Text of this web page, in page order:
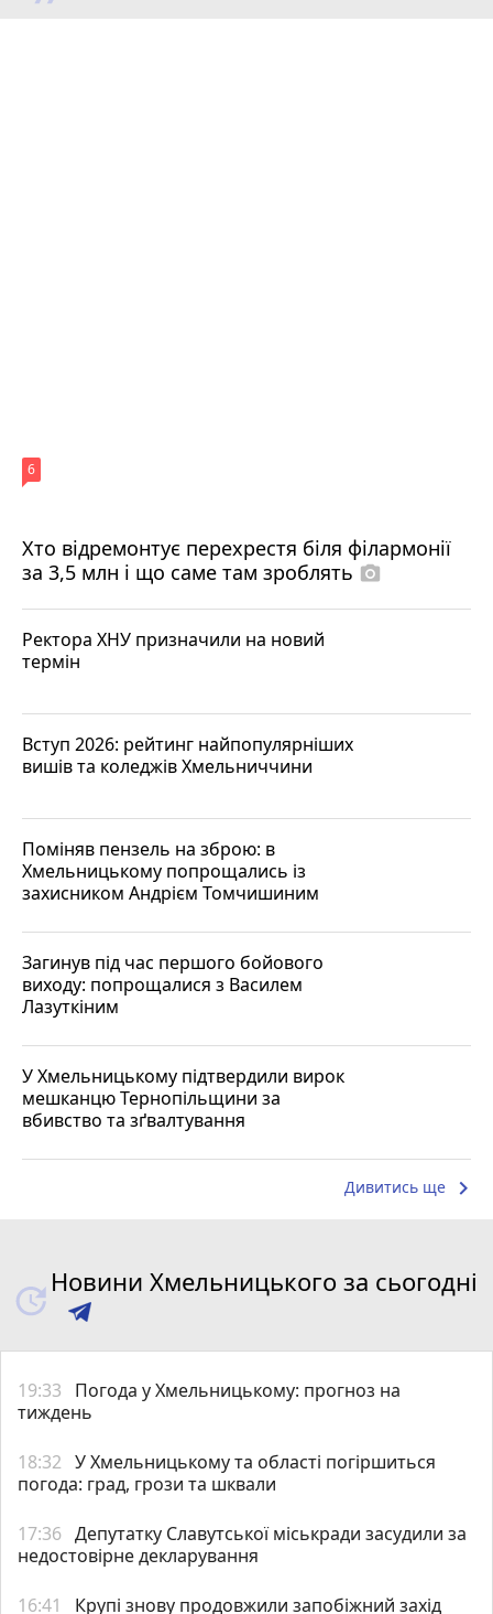
Хто відремонтує перехрестя біля філармонії
за 3,5 млн і що саме там зроблять photo_camera
6
Ректора ХНУ призначили на новий
термін
Вступ 2026: рейтинг найпопулярніших
вишів та коледжів Хмельниччини
Поміняв пензель на зброю: в
Хмельницькому попрощались із
захисником Андрієм Томчишиним
Загинув під час першого бойового
виходу: попрощалися з Василем
Лазуткіним
У Хмельницькому підтвердили вирок
мешканцю Тернопільщини за
вбивство та зґвалтування
Дивитись ще keyboard_arrow_right
Новини Хмельницького за сьогодні
19:33
Погода у Хмельницькому: прогноз на
тиждень
18:32 У Хмельницькому та області погіршиться
погода: град, грози та шквали
17:36 Депутатку Славутської міськради засудили за
недостовірне декларування
16:41 Крупі знову продовжили запобіжний захід